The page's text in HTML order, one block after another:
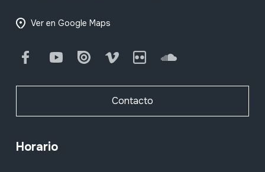
Ver en Google Maps
FacebookYoutube Issuu Vimeo Flickr SoundCloud
Contacto
Horario